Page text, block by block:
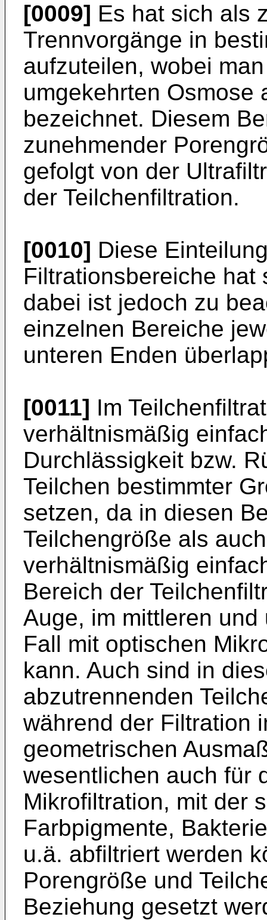
[0009] Es hat sich als
Trennvorgänge in
aufzuteilen, wobei
umgekehrten Osmose
bezeichnet. Diesem
zunehmender
gefolgt von der
der Teilchenfiltration.
[0010] Diese
Filtrationsbereiche hat
dabei ist jedoch zu
einzelnen Bereiche
unteren Enden
[0011] Im
verhältnismäßig
Durchlässigkeit bzw.
Teilchen bestimmter
setzen, da in diesen
Teilchengröße als
verhältnismäßig
Bereich der
Auge, im mittleren
Fall mit optischen
kann. Auch sind in
abzutrennenden
während der Filtration
geometrischen
wesentlichen auch für
Mikrofiltration, mit der
Farbpigmente,
u.ä. abfiltriert werden
Porengröße und
Beziehung gesetzt